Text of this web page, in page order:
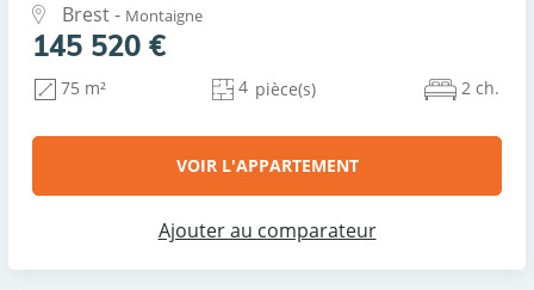
Brest - Montaigne
145 520 €
75 m² 4 pièce(s) 2 ch.
VOIR L'APPARTEMENT
Ajouter au comparateur